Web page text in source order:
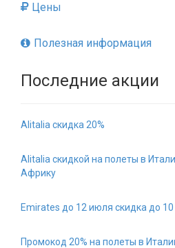
Цены
Полезная информация
Последние акции
Alitalia скидка 20%
Alitalia скидкой на полеты в
Африку
Emirates до 12 июля скидка до 10
Промокод 20% на полеты в